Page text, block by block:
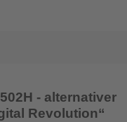
- alternativer
Revolution“